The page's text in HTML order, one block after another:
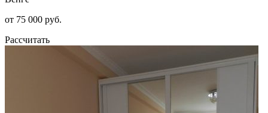
от 75 000 руб.
Рассчитать